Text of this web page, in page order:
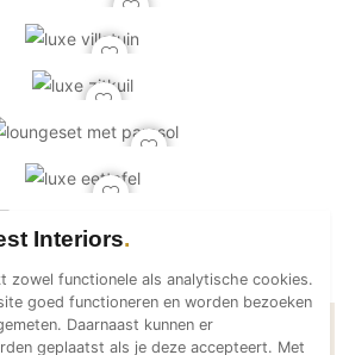
vloeren
Design2Chill
Interiors
zowel functionele als analytische cookies.
goed functioneren en worden bezoeken
Daarnaast kunnen er
geplaatst als je deze accepteert. Met